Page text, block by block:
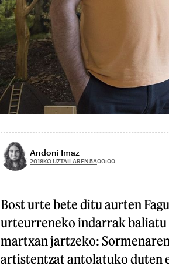
Andoni Imaz
2018KO UZTAILAREN 5A00:00
Bost urte bete ditu aurten
urteurreneko indarrak
martxan jartzeko:
artistentzat antolatuko duten